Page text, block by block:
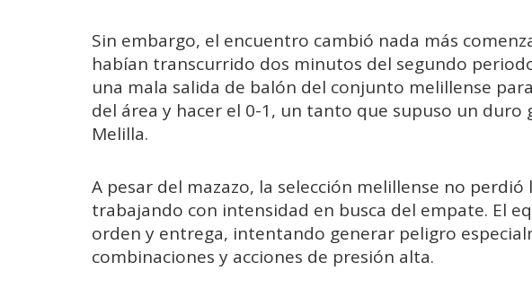
Sin embargo, el encuentro cambió nada más
habían transcurrido dos minutos del segundo
una mala salida de balón del conjunto melillense
del área y hacer el 0-1, un tanto que supuso un duro
Melilla.
A pesar del mazazo, la selección melillense no
trabajando con intensidad en busca del empate. El
orden y entrega, intentando generar peligro
combinaciones y acciones de presión alta.